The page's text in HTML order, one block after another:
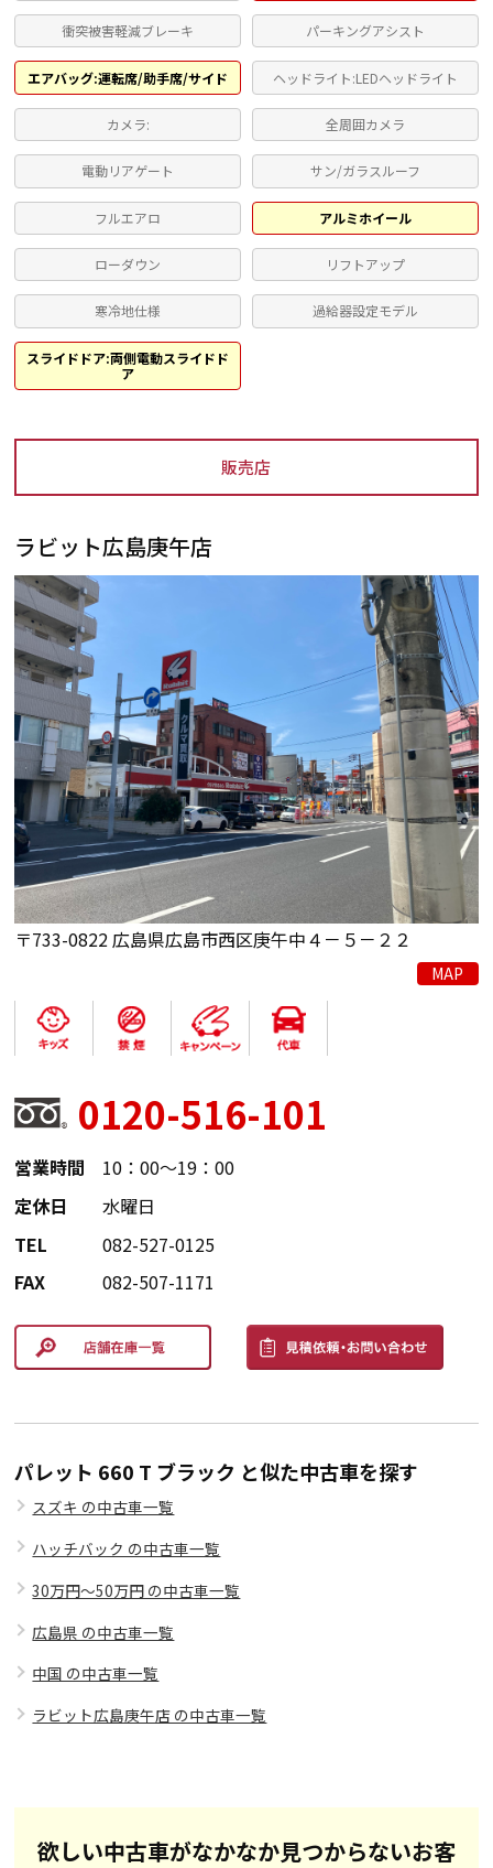
衝突被害軽減ブレーキ パーキングアシスト
エアバッグ:運転席/助手席/サイド ヘッドライト:LEDヘッドライト
カメラ: 全周囲カメラ
電動リアゲート サン/ガラスルーフ
フルエアロ アルミホイール
ローダウン リフトアップ
寒冷地仕様 過給器設定モデル
スライドドア:両側電動スライドド
ア
販売店
ラビット広島庚午店
〒733-0822 広島県広島市西区庚午中４－５－２２
MAP
0120-516-101
営業時間
10：00～19：00
定休日
水曜日
TEL
082-527-0125
FAX
082-507-1171
パレット 660 T ブラック と似た中古車を探す
スズキ の中古車一覧
ハッチバック の中古車一覧
30万円～50万円 の中古車一覧
広島県 の中古車一覧
中国 の中古車一覧
ラビット広島庚午店 の中古車一覧
欲しい中古車がなかなか見つからないお客